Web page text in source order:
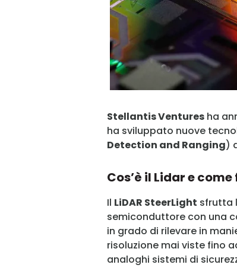
Stellantis Venturesha
ha sviluppato nuove
Detection and Ranging)
Cos’è il Lidar e
Il LiDAR SteerLight sfrutta
semiconduttore con una
in grado di rilevare in
risoluzione mai viste fino
analoghi sistemi di